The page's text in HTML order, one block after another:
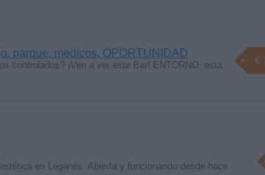
parque, medicos, OPORTUNIDAD
€
controlados? ¡Ven a ver este Bar! ENTORNO: está
en Leganés. Abierta y funcionando desde hace